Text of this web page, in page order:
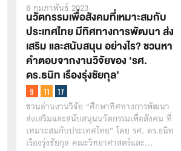
6 กุมภาพันธ์ 2023
นวัตกรรมเพื่อสังคมที่เหมาะสมกับ
ประเทศไทย มีทิศทางการพัฒนา ส่ง
เสริม และสนับสนุน อย่างไร? ชวนหา
คำตอบจากงานวิจัยของ ‘รศ.
ดร.ธนิท เรืองรุ่งชัยกุล’
ชวนอ่านงานวิจัย “ศึกษาทิศทางการพัฒนา
ส่งเสริมและสนับสนุนนวัตกรรมเพื่อสังคม ที่
เหมาะสมกับประเทศไทย” โดย รศ. ดร.ธนิท
เรืองรุ่งชัยกุล คณะวิทยาศาสตร์และ…